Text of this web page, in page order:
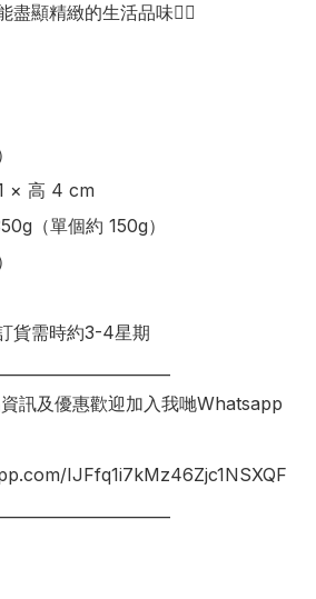
顯精緻的生活品味👍🏻
× 高 4 cm
（單個約 150g）
貨需時約3-4星期
訊及優惠歡迎加入我哋Whatsapp
IJFfq1i7kMz46Zjc1NSXQF